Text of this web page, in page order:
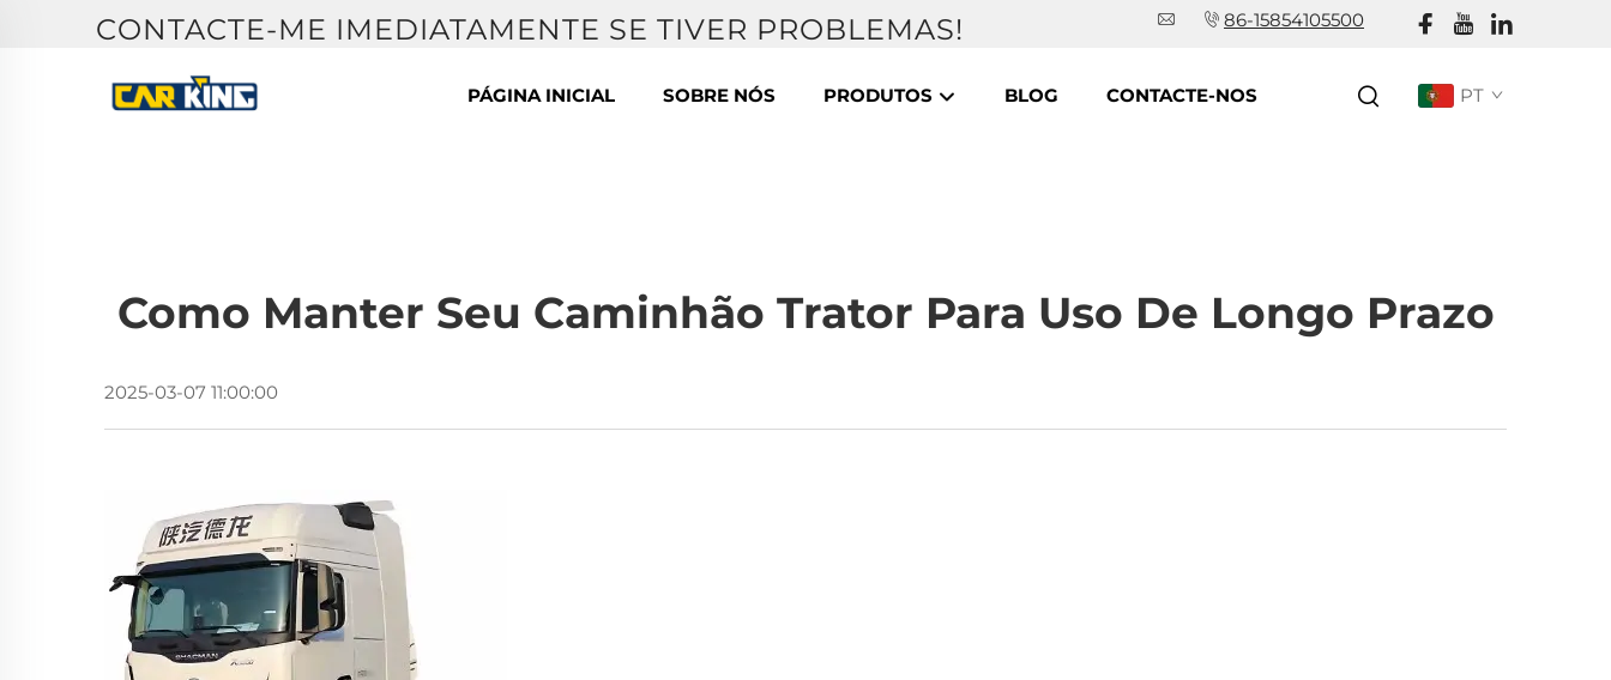
CONTACTE-ME IMEDIATAMENTE SE TIVER PROBLEMAS! 86-15854105500
PÁGINA INICIAL SOBRE NÓS PRODUTOS BLOG CONTACTE-NOS PT
Como Manter Seu Caminhão Trator Para Uso De Longo Prazo
2025-03-07 11:00:00